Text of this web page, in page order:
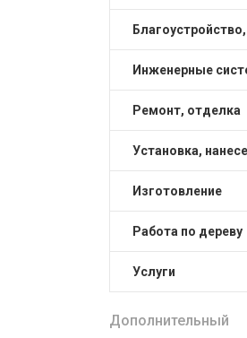
инженерные
ремонт, отделка
установка,
изготовление
работа по дереву
услуги
Дополнительный